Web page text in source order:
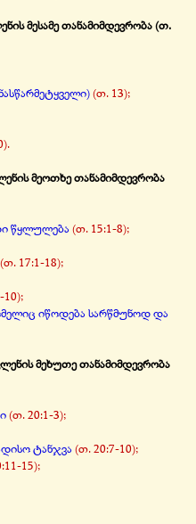
მესამე თანამიმდევრობა (თ.
(თ. 13);
მეოთხე თანამიმდევრობა
წყლულება (თ. 15:1-8);
(თ. 17:1-18);
10);
იწოდება სარწმუნოდ და
მეხუთე თანამიმდევრობა
(თ. 20:1-3);
ტანჯვა (თ. 20:7-10);
15);